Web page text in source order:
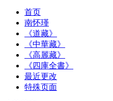
首页
南怀瑾
《道藏》
《中華藏》
《高麗藏》
《四庫全書》
最近更改
特殊页面